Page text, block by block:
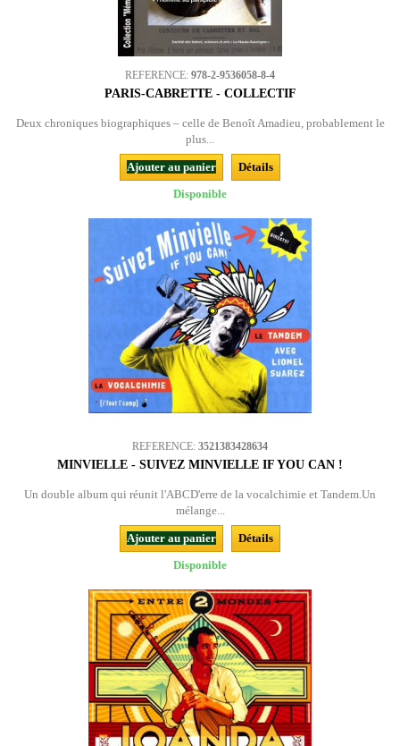
REFERENCE: 978-2-9536058-8-4
PARIS-CABRETTE - COLLECTIF
Deux chroniques biographiques – celle de Benoît Amadieu, probablement le
plus...
Ajouter au panier
Détails
Disponible
REFERENCE: 3521383428634
MINVIELLE - SUIVEZ MINVIELLE IF YOU CAN !
Un double album qui réunit l'ABCD'erre de la vocalchimie et Tandem.Un
mélange...
Ajouter au panier
Détails
Disponible